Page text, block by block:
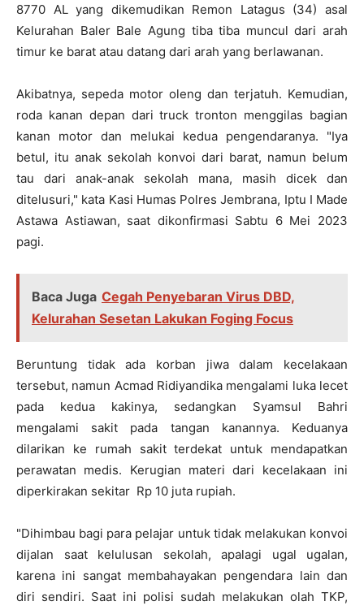
8770 AL yang dikemudikan Remon Latagus (34) asal
Kelurahan Baler Bale Agung tiba tiba muncul dari arah
timur ke barat atau datang dari arah yang berlawanan.
Akibatnya, sepeda motor oleng dan terjatuh. Kemudian,
roda kanan depan dari truck tronton menggilas bagian
kanan motor dan melukai kedua pengendaranya. "Iya
betul, itu anak sekolah konvoi dari barat, namun belum
tau dari anak-anak sekolah mana, masih dicek dan
ditelusuri," kata Kasi Humas Polres Jembrana, Iptu I Made
Astawa Astiawan, saat dikonfirmasi Sabtu 6 Mei 2023
pagi.
Baca Juga Cegah Penyebaran Virus DBD,
Kelurahan Sesetan Lakukan Foging Focus
Beruntung tidak ada korban jiwa dalam kecelakaan
tersebut, namun Acmad Ridiyandika mengalami luka lecet
pada kedua kakinya, sedangkan Syamsul Bahri
mengalami sakit pada tangan kanannya. Keduanya
dilarikan ke rumah sakit terdekat untuk mendapatkan
perawatan medis. Kerugian materi dari kecelakaan ini
diperkirakan sekitar Rp 10 juta rupiah.
"Dihimbau bagi para pelajar untuk tidak melakukan konvoi
dijalan saat kelulusan sekolah, apalagi ugal ugalan,
karena ini sangat membahayakan pengendara lain dan
diri sendiri. Saat ini polisi sudah melakukan olah TKP,